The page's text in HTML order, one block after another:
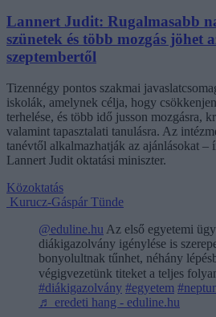
Lannert Judit: Rugalmasabb
szünetek és több mozgás jöhet
szeptembertől
Tizennégy pontos szakmai
iskolák, amelynek célja, hogy
terhelése, és több idő jusson mozgásra,
valamint tapasztalati tanulásra. Az
tanévtől alkalmazhatják az ajánlásokat –
Lannert Judit oktatási miniszter.
Közoktatás
Kurucz-Gáspár Tünde
@eduline.hu Az első egyetemi
diákigazolvány igénylése is
bonyolultnak tűnhet, néhány
végigvezetünk titeket a teljes
#diákigazolvány #egyetem
♬ eredeti hang - eduline.hu